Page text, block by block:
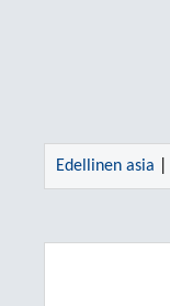
Edellinen asia